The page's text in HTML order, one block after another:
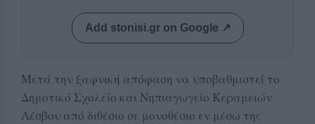
Add stonisi.gr on Google ↗
Μετά την ξαφνική απόφαση να υποβαθμιστεί το
Δημοτικό Σχολείο και Νηπιαγωγείο Κεραμειών
Λέσβου από διθέσιο σε μονοθέσιο εν μέσω της